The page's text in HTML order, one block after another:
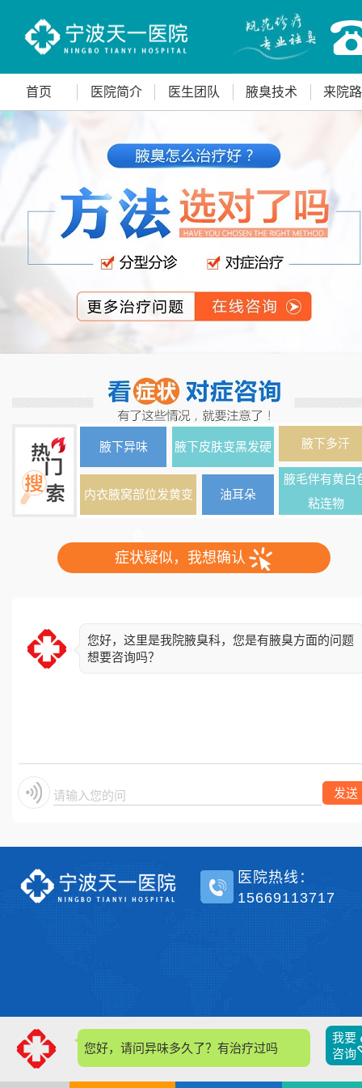
首页 医院简介 医生团队 腋臭技术 来院
腋下异味 腋下皮肤变黑发硬 腋下多汗
内衣腋窝部位发黄变 油耳朵
腋毛伴有黄白
粘连物
症状疑似，我想确认
您好，这里是我院腋臭科，您是有腋臭方面的问题
想要咨询吗？
请输入您的问题 发送
您好，请问异味多久了？有治疗过吗？
我要
咨询
医院热线：
15669113717